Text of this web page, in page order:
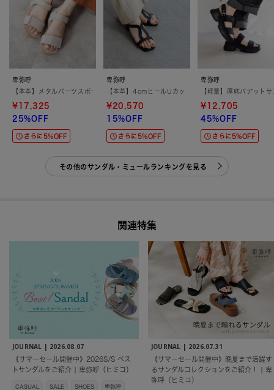
卑弥呼
【本革】メタルパーツスポーツサンダル/651203
¥17,325
25%OFF
さらに5%OFF
卑弥呼
【本革】4cmヒールUカットサンダル／661212
¥20,570
15%OFF
さらに5%OFF
卑弥呼
【軽量】厚底パデット
¥12,705
45%OFF
さらに5%OFF
その他のサンダル・ミュールランキングを見る
関連特集
JOURNAL | 2026.08.07
《サマーセール開催中》2026S/S ベス
トサンダルをご紹介 | 卑弥呼（ヒミコ）
CASUAL SALE SHOES 卑弥呼
JOURNAL | 2026.07.31
《サマーセール開催中》晩夏まで活躍す
るサンダルコレクションをご紹介！ | 卑
弥呼（ヒミコ）